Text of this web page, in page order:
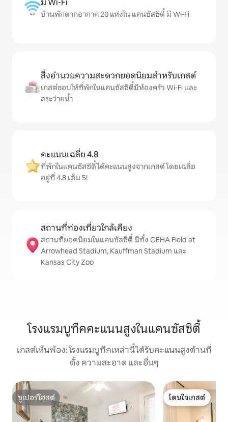
มี Wi-Fi
บ้านพักตากอากาศ 20 แห่งใน แคนซัสซิตี้ มี Wi-Fi
สิ่งอำนวยความสะดวกยอดนิยมสำหรับเกสต์
เกสต์ชอบให้ที่พักในแคนซัสซิตี้มีห้องครัว Wi-Fi และ
สระว่ายน้ำ
คะแนนเฉลี่ย 4.8
ที่พักในแคนซัสซิตี้ได้คะแนนสูงจากเกสต์ โดยเฉลี่ย
อยู่ที่ 4.8 เต็ม 5!
สถานที่ท่องเที่ยวใกล้เคียง
สถานที่ยอดนิยมในแคนซัสซิตี้ มีทั้ง GEHA Field at
Arrowhead Stadium, Kauffman Stadium และ
Kansas City Zoo
โรงแรมบูทีคคะแนนสูงในแคนซัสซิตี้
เกสต์เห็นพ้อง: โรงแรมบูทีคเหล่านี้ได้รับคะแนนสูงด้านที่
ตั้ง ความสะอาด และอื่นๆ
ซูเปอร์โฮสต์
ซูเปอร์โฮสต์
โดนใจเกสต์
โดนใจเกสต์